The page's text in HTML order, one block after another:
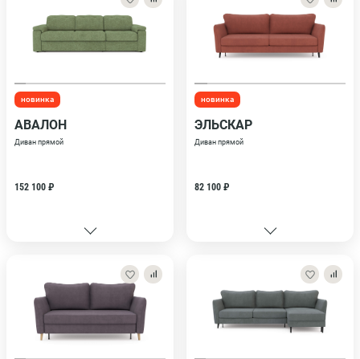
новинка
АВАЛОН
Диван прямой
152 100 ₽
новинка
ЭЛЬСКАР
Диван прямой
82 100 ₽